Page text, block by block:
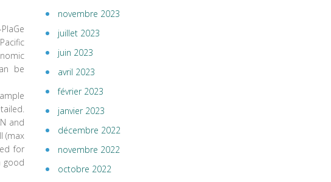
be
and
(max
for
good
novembre 2023
juillet 2023
juin 2023
avril 2023
février 2023
janvier 2023
décembre 2022
novembre 2022
octobre 2022